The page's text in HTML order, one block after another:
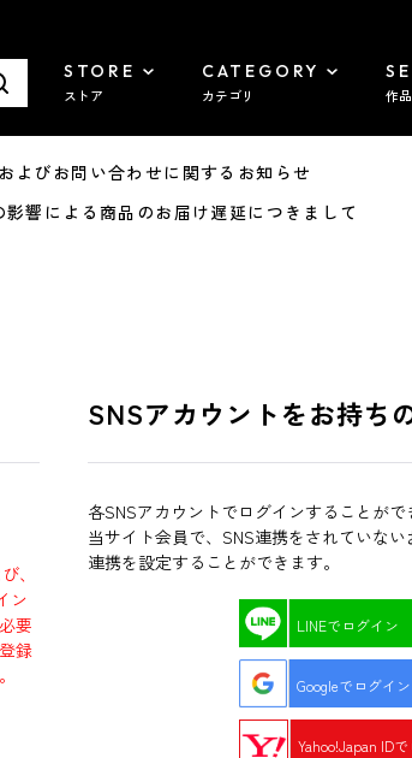
STORE
ストア
CATEGORY
カテゴリ 作品
びお問い合わせに関するお知らせ
による商品のお届け遅延につきまして
、
ン
要
録
SNSアカウントをお持ち
各SNSアカウントでログインすることがで
当サイト会員で、SNS連携をされていな
連携を設定することができます。
LINEでログイン
Googleでログイン
Yahoo!Japan ID